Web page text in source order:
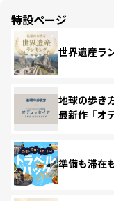
特設ページ
世界遺産ラ
地球の歩き
最新作『オ
準備も滞在